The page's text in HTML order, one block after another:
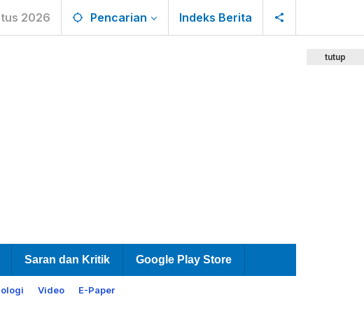
2026 Pencarian Indeks Berita
Saran dan Kritik Google Play Store
Video E-Paper
tutup